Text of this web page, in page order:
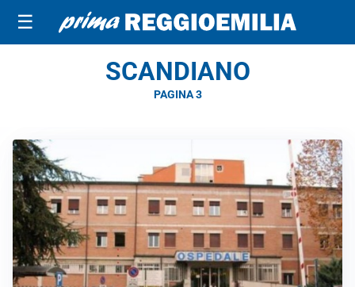
☰
SCANDIANO
PAGINA 3